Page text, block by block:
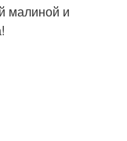
малиной и